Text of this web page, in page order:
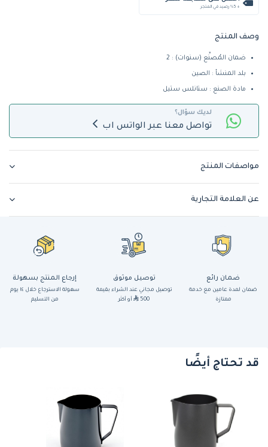
+ %5 رصيد في المتجر
وصف المنتج
ضمان المُصنِّع (سنوات) : 2
بلد المنشأ : الصين
مادة الصنع : ستانلس ستيل
لديك سؤال؟
تواصل معنا عبر الواتس اب
مواصفات المنتج
عن العلامة التجارية
ضمان رائع
ضمان لمدة عامين مع خدمة
ممتازة
توصيل موثوق
توصيل مجاني عند الشراء بقيمة
500
أو أكثر
إرجاع المنتج بسهولة
سهولة الاسترجاع خلال ١٤ يوم
من التسليم
قد تحتاج أيضًا